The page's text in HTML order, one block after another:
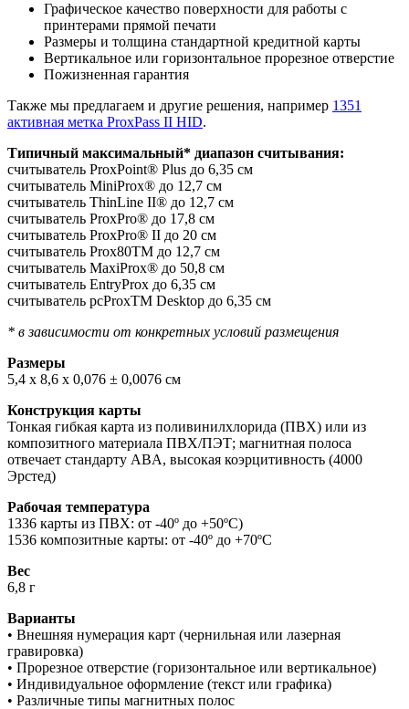
Графическое качество поверхности для работы с
принтерами прямой печати
Размеры и толщина стандартной кредитной карты
Вертикальное или горизонтальное прорезное отверстие
Пожизненная гарантия
Также мы предлагаем и другие решения, например 1351
активная метка ProxPass II HID.
Типичный максимальный* диапазон считывания:
считыватель ProxPoint® Plus до 6,35 см
считыватель MiniProx® до 12,7 см
считыватель ThinLine II® до 12,7 см
считыватель ProxPro® до 17,8 см
считыватель ProxPro® II до 20 см
считыватель Prox80TM до 12,7 см
считыватель MaxiProx® до 50,8 см
считыватель EntryProx до 6,35 см
считыватель pcProxTM Desktop до 6,35 см
* в зависимости от конкретных условий размещения
Размеры
5,4 x 8,6 x 0,076 ± 0,0076 см
Конструкция карты
Тонкая гибкая карта из поливинилхлорида (ПВХ) или из
композитного материала ПВХ/ПЭТ; магнитная полоса
отвечает стандарту ABA, высокая коэрцитивность (4000
Эрстед)
Рабочая температура
1336 карты из ПВХ: от -40º до +50ºC)
1536 композитные карты: от -40º до +70ºC
Вес
6,8 г
Варианты
• Внешняя нумерация карт (чернильная или лазерная
гравировка)
• Прорезное отверстие (горизонтальное или вертикальное)
• Индивидуальное оформление (текст или графика)
• Различные типы магнитных полос